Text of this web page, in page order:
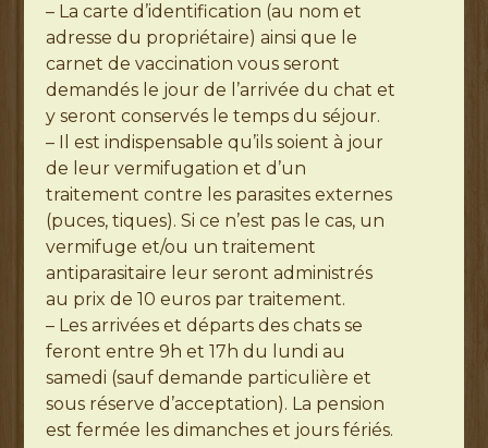
– La carte d’identification (au nom et
adresse du propriétaire) ainsi que le
carnet de vaccination vous seront
demandés le jour de l’arrivée du chat et
y seront conservés le temps du séjour.
– Il est indispensable qu’ils soient à jour
de leur vermifugation et d’un
traitement contre les parasites externes
(puces, tiques). Si ce n’est pas le cas, un
vermifuge et/ou un traitement
antiparasitaire leur seront administrés
au prix de 10 euros par traitement.
– Les arrivées et départs des chats se
feront entre 9h et 17h du lundi au
samedi (sauf demande particulière et
sous réserve d’acceptation). La pension
est fermée les dimanches et jours fériés.